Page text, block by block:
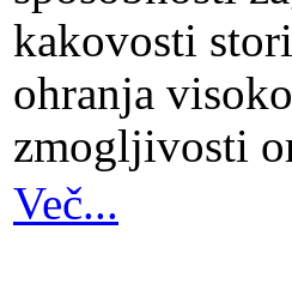
kakovosti
ohranja
zmogljivosti
Več...